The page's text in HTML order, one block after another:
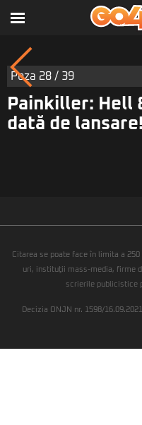
Poza 28 / 39
Painkiller: Hell
dată de lansare!
Citarea se poate face în limita a
uri, instituţii mass-media, firme
scrierile publicistice
Decizia ONJN nr. 1598/